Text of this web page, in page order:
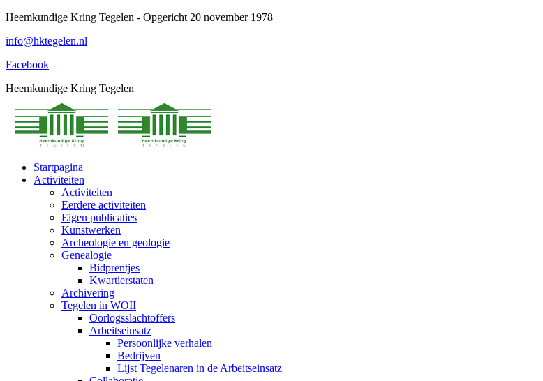
Spring
content
Heemkundige Kring Tegelen - Opgericht 20 november 1978
info@hktegelen.nl
Facebook
Heemkundige Kring Tegelen
Startpagina
Activiteiten
Activiteiten
Eerdere activiteiten
Eigen publicaties
Kunstwerken
Archeologie en geologie
Genealogie
Bidprentjes
Kwartierstaten
Archivering
Tegelen in WOII
Oorlogsslachtoffers
Arbeitseinsatz
Persoonlijke verhalen
Bedrijven
Lijst Tegelenaren in de Arbeitseinsatz